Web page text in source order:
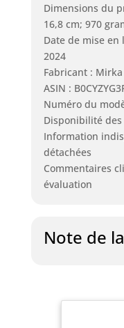
Dimensions du
16,8 cm; 970
Date de mise
2024
Fabricant : Mirka
ASIN :
Numéro du
Disponibilité des
Information
détachées
Commentaires
évaluation
Note de